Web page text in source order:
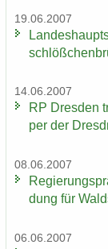
19.06.2007
14.06.2007
RP Dres­den
per der
08.06.2007
dung für
06.06.2007